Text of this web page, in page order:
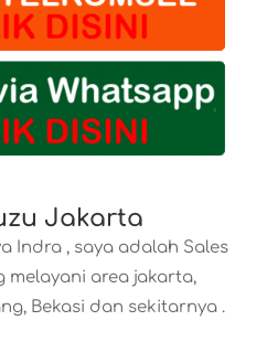
Jakarta
Indra , saya adalah Sales
melayani area jakarta,
Bekasi dan sekitarnya .